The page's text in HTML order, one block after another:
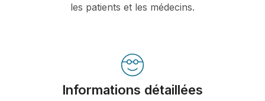
les patients et les médecins.
Informations détaillées